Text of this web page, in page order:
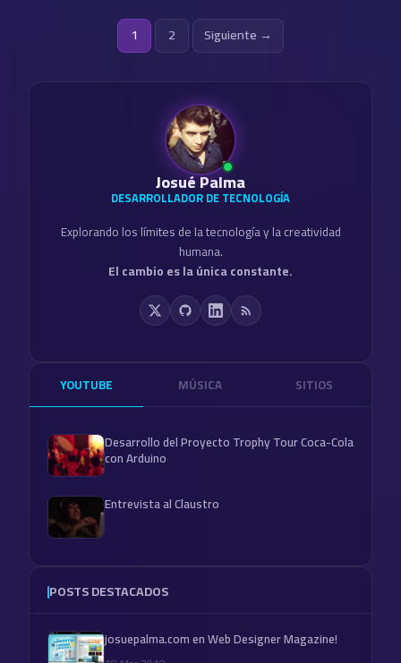
Posts
1 2 Siguiente →
Josué Palma
DESARROLLADOR DE TECNOLOGÍA
Explorando los límites de la tecnología y la creatividad
humana.
El cambio es la única constante.
YOUTUBE MÚSICA SITIOS
Desarrollo del Proyecto Trophy Tour Coca-Cola
con Arduino
Entrevista al Claustro
POSTS DESTACADOS
josuepalma.com en Web Designer Magazine!